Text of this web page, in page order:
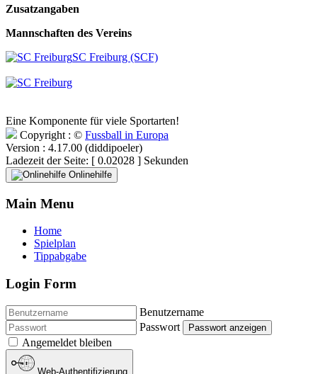
Zusatzangaben
Mannschaften des Vereins
SC Freiburg (SCF)
Eine Komponente für viele Sportarten!
Copyright : © Fussball in Europa
Version : 4.17.00 (diddipoeler)
Ladezeit der Seite: [ 0.02028 ] Sekunden
Onlinehilfe
Main Menu
Home
Spielplan
Tippabgabe
Login Form
Benutzername
Passwort
Passwort anzeigen
Angemeldet bleiben
Web-Authentifizierung